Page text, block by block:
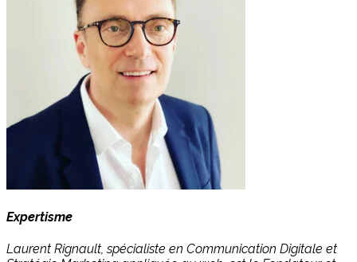
Expertisme
Laurent Rignault, spécialiste en Communication Digitale et